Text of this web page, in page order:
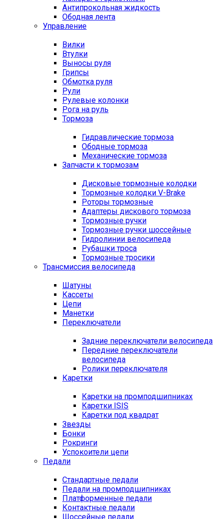
Антипрокольная жидкость
Ободная лента
Управление
Вилки
Втулки
Выносы руля
Грипсы
Обмотка руля
Рули
Рулевые колонки
Рога на руль
Тормоза
Гидравлические тормоза
Ободные тормоза
Механические тормоза
Запчасти к тормозам
Дисковые тормозные колодки
Тормозные колодки V-Brake
Роторы тормозные
Адаптеры дискового тормоза
Тормозные ручки
Тормозные ручки шоссейные
Гидролинии велосипеда
Рубашки троса
Тормозные тросики
Трансмиссия велосипеда
Шатуны
Кассеты
Цепи
Манетки
Переключатели
Задние переключатели велосипеда
Передние переключатели
велосипеда
Ролики переключателя
Каретки
Каретки на промподшипниках
Каретки ISIS
Каретки под квадрат
Звезды
Бонки
Рокринги
Успокоители цепи
Педали
Стандартные педали
Педали на промподшипниках
Платформенные педали
Контактные педали
Шоссейные педали